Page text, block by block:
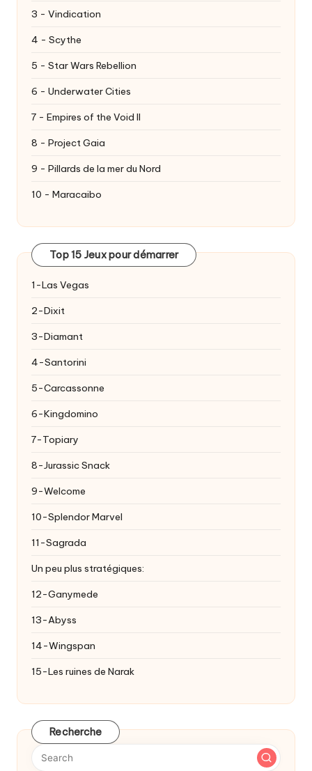
3 - Vindication
4 - Scythe
5 - Star Wars Rebellion
6 - Underwater Cities
7 - Empires of the Void II
8 - Project Gaia
9 - Pillards de la mer du Nord
10 - Maracaibo
Top 15 Jeux pour démarrer
1-Las Vegas
2-Dixit
3-Diamant
4-Santorini
5-Carcassonne
6-Kingdomino
7-Topiary
8-Jurassic Snack
9-Welcome
10-Splendor Marvel
11-Sagrada
Un peu plus stratégiques:
12-Ganymede
13-Abyss
14-Wingspan
15-Les ruines de Narak
Recherche